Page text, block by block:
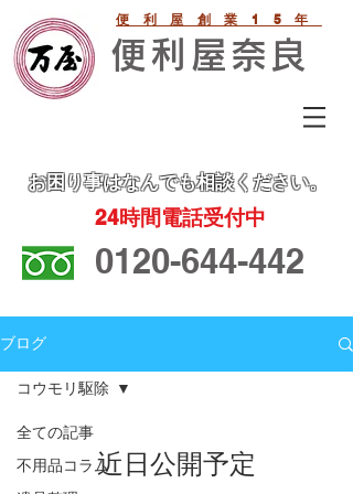
便利屋創業15年
便利屋奈良
お困り事はなんでも相談ください。
24時間電話受付中
0120-644-442
ブログ
全ての記事
不用品コラム
コウモリ駆除
近日公開予定